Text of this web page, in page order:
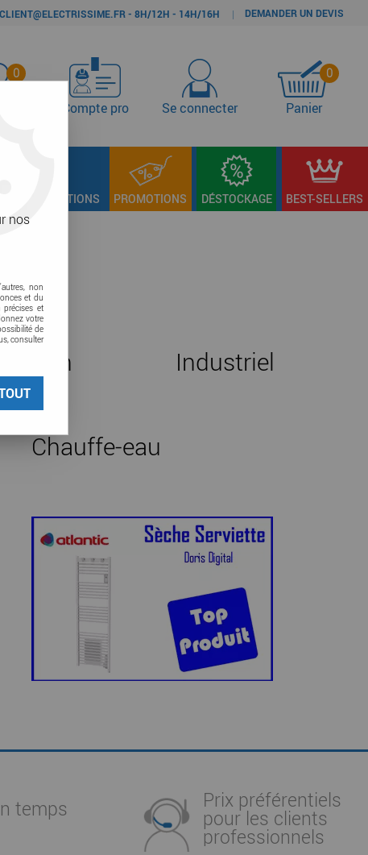
- 8H/12H - 14H/16H | DEMANDER UN DEVIS
0
Compte pro Se connecter
0
Panier
& FIXATIONS PROMOTIONS DÉSTOCKAGE BEST-SELLERS
Industriel
Chauffe-eau
temps Prix préférentiels
pour les clients
professionnels
nos
non
et du
précises et
votre
de
consulter